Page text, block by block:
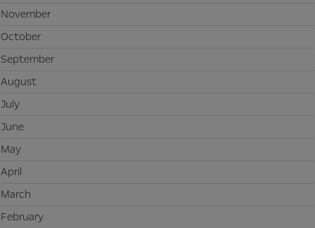
November
October
September
August
July
June
May
April
March
February